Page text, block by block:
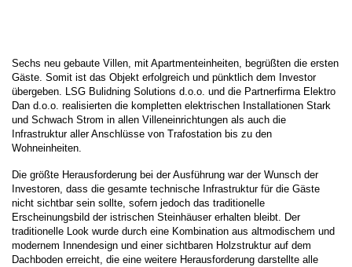
Sechs neu gebaute Villen, mit Apartmenteinheiten, begrüßten die ersten
Gäste. Somit ist das Objekt erfolgreich und pünktlich dem Investor
übergeben. LSG Bulidning Solutions d.o.o. und die Partnerfirma Elektro
Dan d.o.o. realisierten die kompletten elektrischen Installationen Stark
und Schwach Strom in allen Villeneinrichtungen als auch die
Infrastruktur aller Anschlüsse von Trafostation bis zu den
Wohneinheiten.
Die größte Herausforderung bei der Ausführung war der Wunsch der
Investoren, dass die gesamte technische Infrastruktur für die Gäste
nicht sichtbar sein sollte, sofern jedoch das traditionelle
Erscheinungsbild der istrischen Steinhäuser erhalten bleibt. Der
traditionelle Look wurde durch eine Kombination aus altmodischem und
modernem Innendesign und einer sichtbaren Holzstruktur auf dem
Dachboden erreicht, die eine weitere Herausforderung darstellte alle